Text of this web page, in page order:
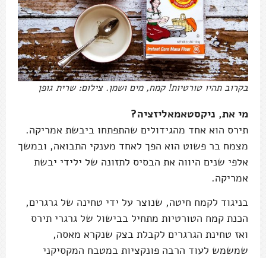
בקרוב תהיו טורטיות! קמח, מים ושמן. צילום: שרית גופן
מי את, ניקסטאמאליזציה?
תירס הוא אחד מהגידולים שהתפתחו ביבשת אמריקה.
מצמח בר פשוט הוא הפך לאחד מענקי התבואה, ובמשך
אלפי שנים היווה את הבסיס לתזונה של ילידי יבשת
אמריקה.
בניגוד לקמח חיטה, שנוצר על ידי טחינה של גרגרים,
הכנת קמח הטורטיות מתחיל בבישול של גרגרי תירס
ואז טחינת הגרגרים לקבלת בצק שנקרא מאסה,
שמשמש לעוד הרבה פונקציות במטבח המקסיקני